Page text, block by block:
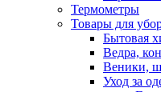
Термометры
Товары для
Бытовая
Ведра,
Веники,
Уход за